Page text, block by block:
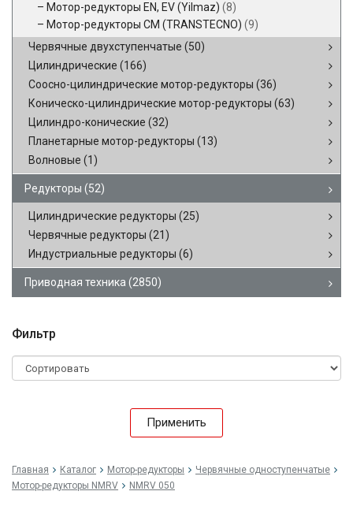
Мотор-редукторы EN, EV (Yilmaz) (8)
Мотор-редукторы CM (TRANSTECNO) (9)
Червячные двухступенчатые (50)
Цилиндрические (166)
Соосно-цилиндрические мотор-редукторы (36)
Коническо-цилиндрические мотор-редукторы (63)
Цилиндро-конические (32)
Планетарные мотор-редукторы (13)
Волновые (1)
Редукторы (52)
Цилиндрические редукторы (25)
Червячные редукторы (21)
Индустриальные редукторы (6)
Приводная техника (2850)
Фильтр
Применить
Главная Каталог Мотор-редукторы
Червячные одноступенчатые
Мотор-редукторы NMRV
NMRV 050